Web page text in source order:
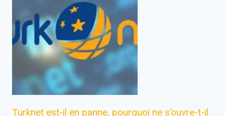
Turknet est-il en panne, pourquoi ne s’ouvre-t-il